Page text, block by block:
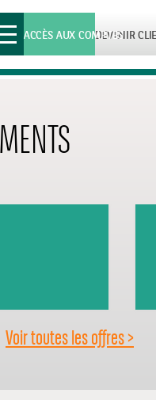
Toggle
navigationDEVENIR
ACCÈS AUX COMPTES
Voir toutes les offres >